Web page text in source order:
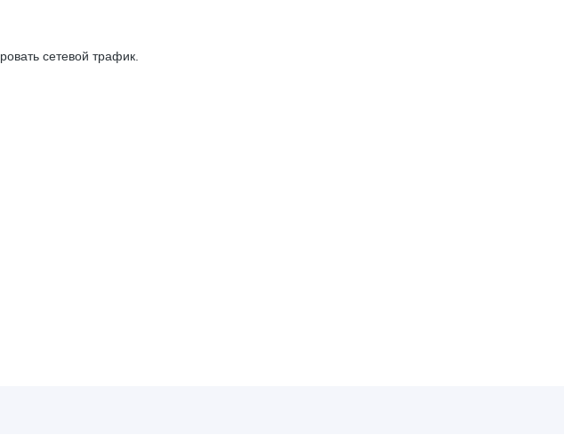
сетевой трафик.